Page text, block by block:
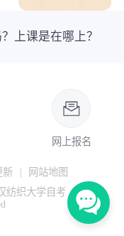
上课是在哪上？
网上报名
新 |
网站地图
纺织大学自考